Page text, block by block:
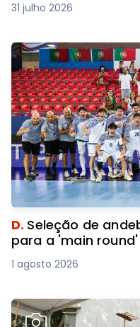
31 julho 2026
D. Seleção de
para a 'main
1 agosto 2026